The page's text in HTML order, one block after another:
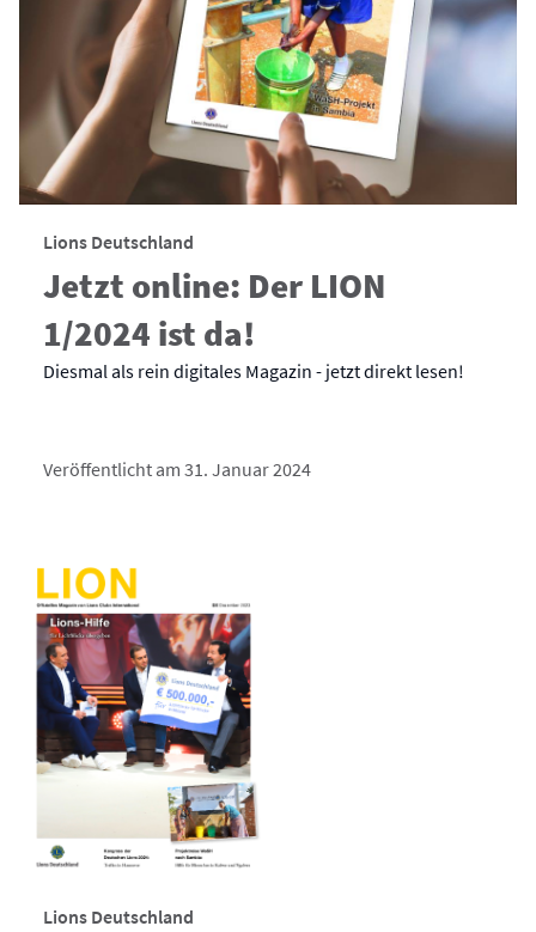
Lions Deutschland
Jetzt online: Der LION
1/2024 ist da!
Diesmal als rein digitales Magazin - jetzt direkt lesen!
Veröffentlicht am 31. Januar 2024
Lions Deutschland